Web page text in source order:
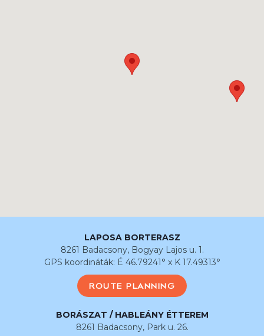
LAPOSA BORTERASZ
8261 Badacsony, Bogyay Lajos u. 1.
GPS koordináták: É 46.79241° x K 17.49313°
ROUTE PLANNING
BORÁSZAT / HABLEÁNY ÉTTEREM
8261 Badacsony, Park u. 26.